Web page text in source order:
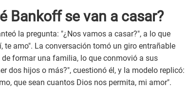
Bankoff se van a casar?
la pregunta: "¿Nos vamos a casar?", a lo que
te amo". La conversación tomó un giro entrañable
formar una familia, lo que conmovió a sus
dos hijos o más?", cuestionó él, y la modelo replicó:
que sean cuantos Dios nos permita, mi amor".